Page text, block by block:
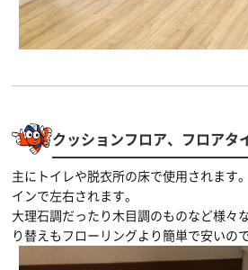
クッションフロア、フロアタ
主にトイレや脱衣所の床で使用されます
インで左右されます。
大理石調だったり木目調のものなど様々
り替えもフローリングより簡単で安いので